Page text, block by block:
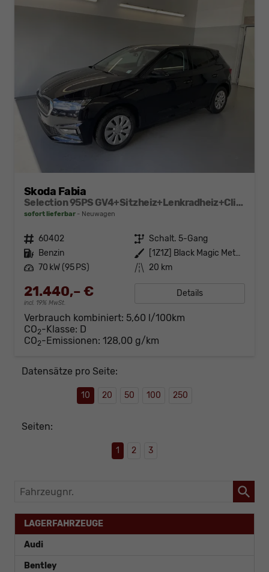
Skoda Fabia
Selection 95PS GV4+Sitzheiz+Lenkradheiz+Climatronic+Sunset+AppConnect+PDC
sofort lieferbar Neuwagen
Fahrzeugnr. 60402 Getriebe Schalt. 5-Gang
Kraftstoff Benzin Außenfarbe
[1Z1Z] Black Magic Metallic
Leistung 70 kW (95 PS) Kilometerstand 20 km
21.440,– €
incl. 19% MwSt.
Details
Verbrauch kombiniert: 5,60 l/100km
CO2-Klasse: D
CO2-Emissionen: 128,00 g/km
Datensätze pro Seite:
10 20 50 100 250
Seiten:
1 2 3
Fahrzeugnr.
LAGERFAHRZEUGE
Audi
Bentley